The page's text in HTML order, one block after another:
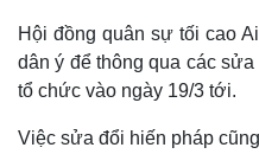
Hội đồng quân sự tối cao
dân ý để thông qua các
tổ chức vào ngày 19/3 tới.
Việc sửa đổi hiến pháp